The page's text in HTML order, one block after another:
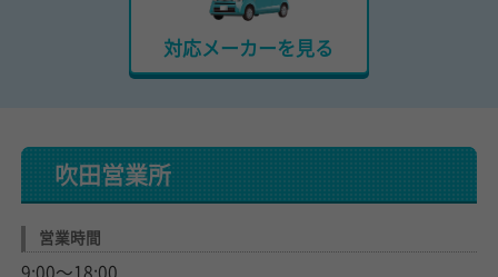
対応メーカーを見る
吹田営業所
営業時間
9:00～18:00